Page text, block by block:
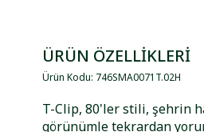
ÜRÜN ÖZELLİKLERİ
Ürün Kodu: 746SMA0071T.02H
T-Clip, 80'ler stili, şehrin
görünümle tekrardan